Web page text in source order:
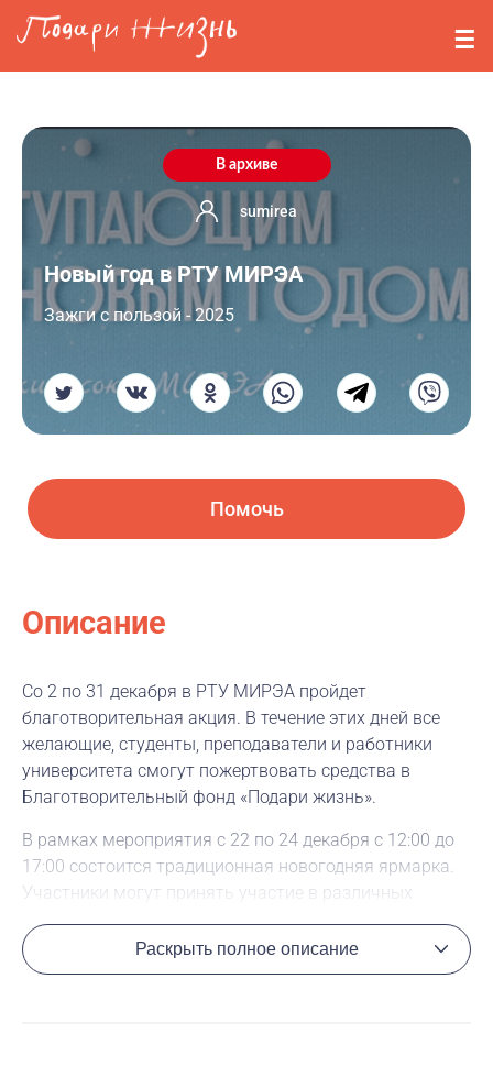
Перейти к основному содержанию
События
О нас
Вопросы
Войти
Регистрация
В архиве
sumirea
Новый год в РТУ МИРЭА
Зажги с пользой - 2025
Помочь
Описание
Со 2 по 31 декабря в РТУ МИРЭА пройдет
благотворительная акция. В течение этих дней все
желающие, студенты, преподаватели и работники
университета смогут пожертвовать средства в
Благотворительный фонд «Подари жизнь».
В рамках мероприятия с 22 по 24 декабря с 12:00 до
17:00 состоится традиционная новогодняя ярмарка.
Участники могут принять участие в различных
мастер-классах, таких как изготовление новогодних
игрушек, ароматических свечей и духов. Доходы от
этих дней также будут переданы в
Раскрыть полное описание